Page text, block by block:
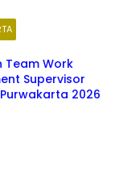
Team Work
Supervisor
2026